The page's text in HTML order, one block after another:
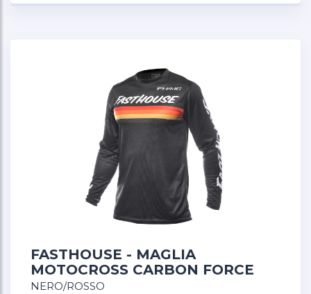
FASTHOUSE - MAGLIA
MOTOCROSS CARBON FORCE
NERO/ROSSO